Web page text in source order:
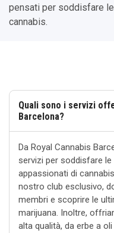
pensati per soddisfare
cannabis.
Quali sono i servizi
Barcelona?
Da Royal Cannabis
servizi per soddisfare
appassionati di
nostro club esclusivo,
membri e scoprire le
marijuana. Inoltre,
alta qualità, da erbe a